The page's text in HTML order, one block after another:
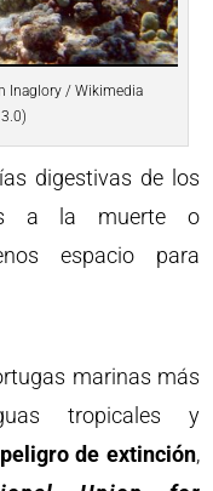
Inaglory / Wikimedia
digestivas de los
a la muerte o
espacio para
marinas más
tropicales y
peligro de extinción,